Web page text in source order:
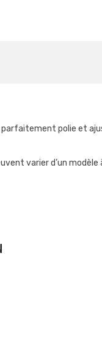
parfaitement polie et
varier d’un modèle